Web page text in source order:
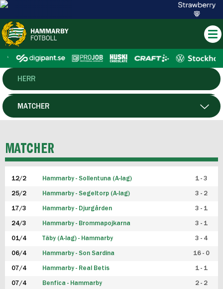
HERR
DAM
P19
F19
FUTSAL HERR
FUTSAL DAM
MATCHER
MATCHER
12/2 Hammarby - Sollentuna (A-lag) 1 - 3
25/2 Hammarby - Segeltorp (A-lag) 3 - 2
17/3 Hammarby - Djurgården 3 - 1
24/3 Hammarby - Brommapojkarna 3 - 1
01/4 Täby (A-lag) - Hammarby 3 - 4
06/4 Hammarby - Son Sardina 16 - 0
07/4 Hammarby - Real Betis 1 - 1
07/4 Benfica - Hammarby 2 - 2